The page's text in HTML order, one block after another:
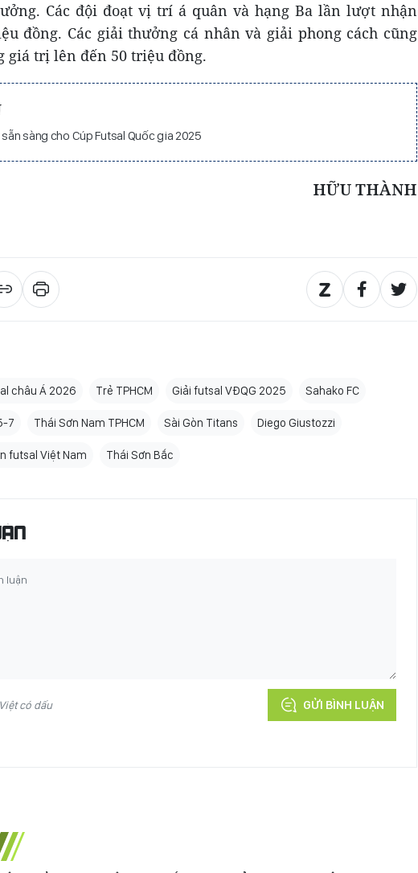
Các đội đoạt vị trí á quân và hạng Ba lần lượt nhận
đồng. Các giải thưởng cá nhân và giải phong cách cũng
giá trị lên đến 50 triệu đồng.
sàng cho Cúp Futsal Quốc gia 2025
HỮU THÀNH
châu Á 2026 Trẻ TPHCM Giải futsal VĐQG 2025 Sahako FC
7 Thái Sơn Nam TPHCM Sài Gòn Titans Diego Giustozzi
futsal Việt Nam Thái Sơn Bắc
có dấu GỬI BÌNH LUẬN